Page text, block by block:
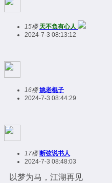
15楼 天不负有心人
2024-7-3 08:13:12
16楼 姚老棍子
2024-7-3 08:44:29
17楼 断弦说书人
2024-7-3 08:48:03
以梦为马，江湖再见